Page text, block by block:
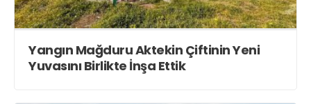
Yangın Mağduru Aktekin Çiftinin Yeni
Yuvasını Birlikte İnşa Ettik